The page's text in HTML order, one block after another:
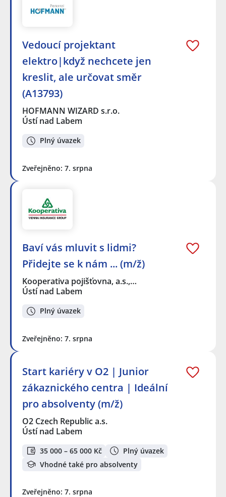
Vedoucí projektant
elektro|když nechcete jen
kreslit, ale určovat směr
(A13793)
HOFMANN WIZARD s.r.o.
Ústí nad Labem
Plný úvazek
Zveřejněno: 7. srpna
Baví vás mluvit s lidmi?
Přidejte se k nám ... (m/ž)
Kooperativa pojišťovna, a.s.,…
Ústí nad Labem
Plný úvazek
Zveřejněno: 7. srpna
Start kariéry v O2 | Junior
zákaznického centra | Ideální
pro absolventy (m/ž)
O2 Czech Republic a.s.
Ústí nad Labem
35 000 – 65 000 Kč
Plný úvazek
Vhodné také pro absolventy
Zveřejněno: 7. srpna